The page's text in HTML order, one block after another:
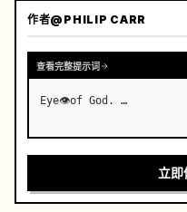
作者@PHILIP CARR
查看完整提示词
Eye👁️of God. …
立即